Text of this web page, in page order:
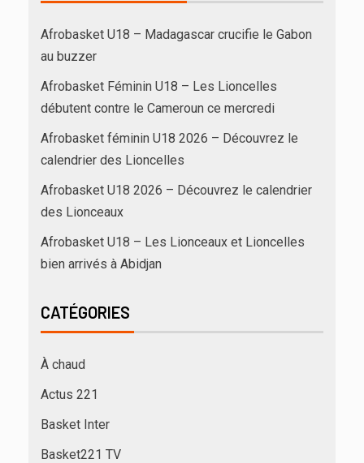
Afrobasket U18 – Madagascar crucifie le Gabon
au buzzer
Afrobasket Féminin U18 – Les Lioncelles
débutent contre le Cameroun ce mercredi
Afrobasket féminin U18 2026 – Découvrez le
calendrier des Lioncelles
Afrobasket U18 2026 – Découvrez le calendrier
des Lionceaux
Afrobasket U18 – Les Lionceaux et Lioncelles
bien arrivés à Abidjan
CATÉGORIES
À chaud
Actus 221
Basket Inter
Basket221 TV